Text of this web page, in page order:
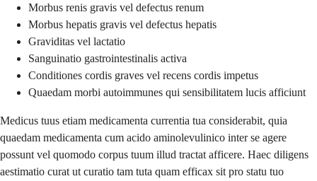
Morbus renis gravis vel defectus renum
Morbus hepatis gravis vel defectus hepatis
Graviditas vel lactatio
Sanguinatio gastrointestinalis activa
Conditiones cordis graves vel recens cordis impetus
Quaedam morbi autoimmunes qui sensibilitatem lucis afficiunt
Medicus tuus etiam medicamenta currentia tua considerabit, quia
quaedam medicamenta cum acido aminolevulinico inter se agere
possunt vel quomodo corpus tuum illud tractat afficere. Haec diligens
aestimatio curat ut curatio tam tuta quam efficax sit pro statu tuo